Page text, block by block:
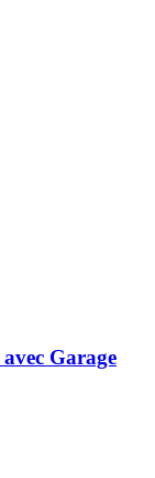
Garage